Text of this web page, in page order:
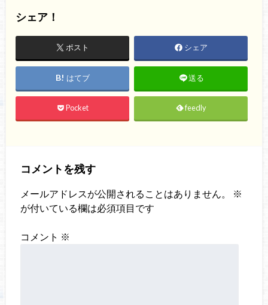
シェア！
ポスト シェア
はてブ 送る
Pocket feedly
コメントを残す
メールアドレスが公開されることはありません。
※
が付いている欄は必須項目です
コメント ※